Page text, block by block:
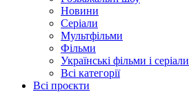
Новини
Серіали
Мультфільми
Фільми
Українські фільми і серіали
Всі категорії
Всі проєкти